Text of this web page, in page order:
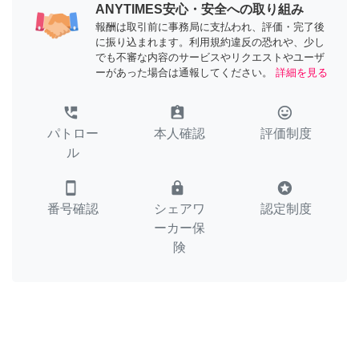
ANYTIMES安心・安全への取り組み
報酬は取引前に事務局に支払われ、評価・完了後
に振り込まれます。利用規約違反の恐れや、少し
でも不審な内容のサービスやリクエストやユーザ
ーがあった場合は通報してください。
詳細を見る
perm_phone_msg
パトロー
ル
assignment_ind
本人確認
tag_faces
評価制度
smartphone
番号確認
lock
シェアワ
ーカー保
険
stars
認定制度